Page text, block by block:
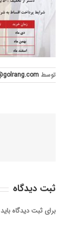
توسط
ثبت ديدگاه
برای ثبت دیدگاه باید